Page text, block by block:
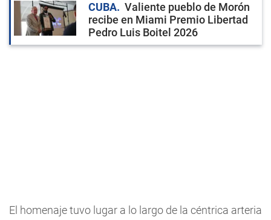
CUBA
Valiente pueblo de Morón
recibe en Miami Premio Libertad
Pedro Luis Boitel 2026
El homenaje tuvo lugar a lo largo de la céntrica arteria